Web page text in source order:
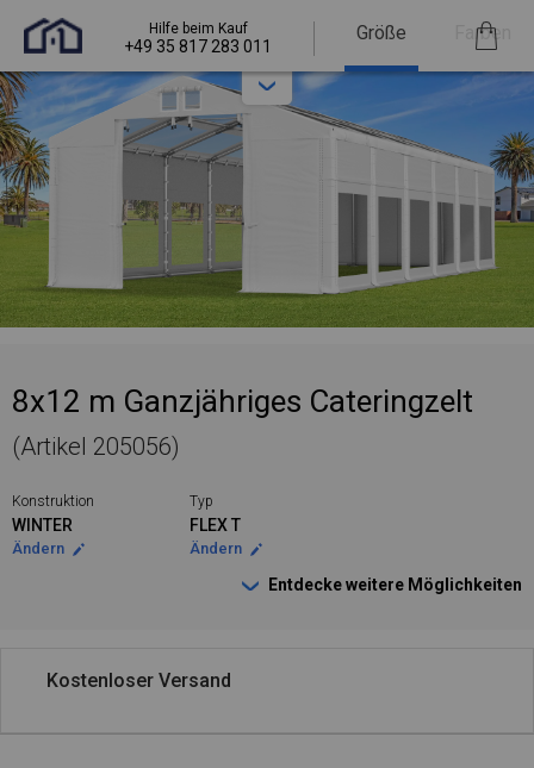
Hilfe beim Kauf
+49 35 817 283 011
Größe Farben
8x12 m Ganzjähriges Cateringzelt
(Artikel 205056)
Konstruktion
WINTER
Ändern
Typ
FLEX T
Ändern
Entdecke weitere Möglichkeiten
Kostenloser Versand